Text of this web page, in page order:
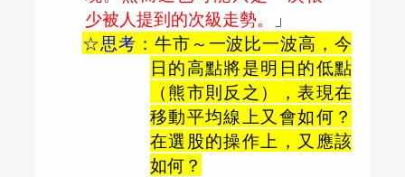
少被人提到的次級走勢。
」
☆思考： 牛市～一波比一波高，今
日的高點將是明日的低點
（熊市則反之），表現在
移動平均線上又會如何？
在選股的操作上，又應該
如何？